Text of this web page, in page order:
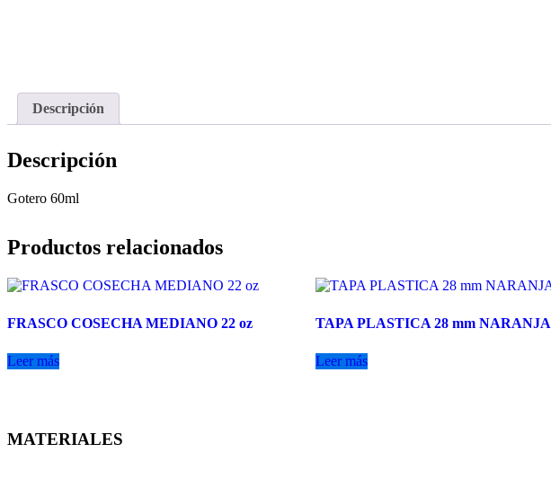
Descripción
Descripción
Gotero 60ml
Productos relacionados
FRASCO COSECHA MEDIANO 22 oz
Leer más
TAPA PLASTICA 28 mm NARANJA
Leer más
MATERIALES